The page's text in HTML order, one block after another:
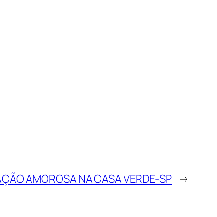
AMOROSA NA CASA VERDE-SP →